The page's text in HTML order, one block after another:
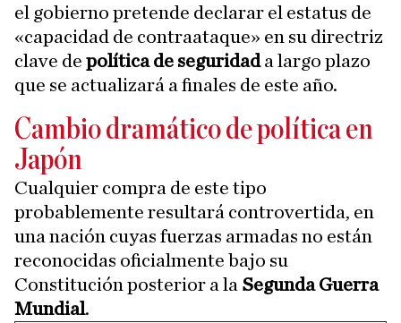
el gobierno pretende declarar el estatus de
«capacidad de contraataque» en su directriz
clave de política de seguridada largo plazo
que se actualizará a finales de este año.
Cambio dramático de política en
Japón
Cualquier compra de este tipo
probablemente resultará controvertida, en
una nación cuyas fuerzas armadas no están
reconocidas oficialmente bajo su
Constitución posterior a la Segunda Guerra
Mundial.